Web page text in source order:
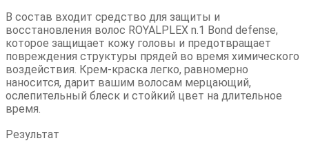
В состав входит средство для защиты и
восстановления волос ROYALPLEX n.1 Bond defense,
которое защищает кожу головы и предотвращает
повреждения структуры прядей во время химического
воздействия. Крем-краска легко, равномерно
наносится, дарит вашим волосам мерцающий,
ослепительный блеск и стойкий цвет на длительное
время.
Результат